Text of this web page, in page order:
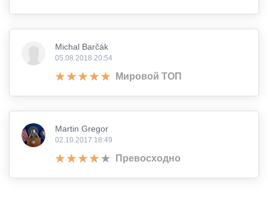
Michal Barčák
05.08.2018 20:54
Мировой ТОП
Martin Gregor
02.10.2017 18:49
Превосходно